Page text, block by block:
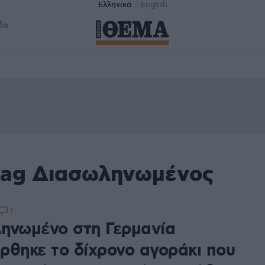
Ελληνικά English
Διασωληνωμένος
στη Γερμανία
το δίχρονο αγοράκι που
1